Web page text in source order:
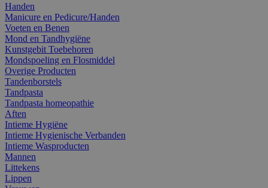
Handen
Manicure en Pedicure/Handen
Voeten en Benen
Mond en Tandhygiëne
Kunstgebit Toebehoren
Mondspoeling en Flosmiddel
Overige Producten
Tandenborstels
Tandpasta
Tandpasta homeopathie
Aften
Intieme Hygiëne
Intieme Hygienische Verbanden
Intieme Wasproducten
Mannen
Littekens
Lippen